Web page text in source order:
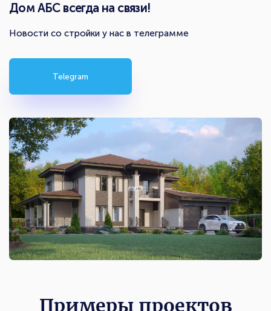
Дом АБС всегда на связи!
Новости со стройки у нас в телеграмме
Telegram
Примеры проектов